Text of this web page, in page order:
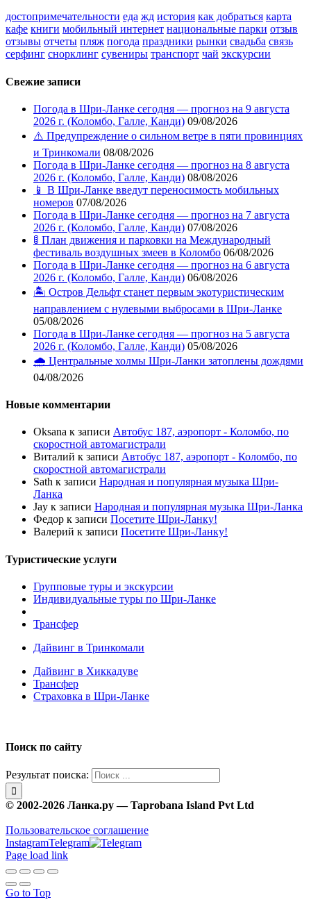
достопримечательности еда жд история как добраться карта
кафе книги мобильный интернет национальные парки отзыв
отзывы отчеты пляж погода праздники рынки свадьба связь
серфинг снорклинг сувениры транспорт чай экскурсии
Свежие записи
Погода в Шри-Ланке сегодня — прогноз на 9 августа
2026 г. (Коломбо, Галле, Канди) 09/08/2026
⚠️ Предупреждение о сильном ветре в пяти провинциях
и Тринкомали 08/08/2026
Погода в Шри-Ланке сегодня — прогноз на 8 августа
2026 г. (Коломбо, Галле, Канди) 08/08/2026
📱 В Шри-Ланке введут переносимость мобильных
номеров 07/08/2026
Погода в Шри-Ланке сегодня — прогноз на 7 августа
2026 г. (Коломбо, Галле, Канди) 07/08/2026
🚦 План движения и парковки на Международный
фестиваль воздушных змеев в Коломбо 06/08/2026
Погода в Шри-Ланке сегодня — прогноз на 6 августа
2026 г. (Коломбо, Галле, Канди) 06/08/2026
🏝️ Остров Дельфт станет первым экотуристическим
направлением с нулевыми выбросами в Шри-Ланке
05/08/2026
Погода в Шри-Ланке сегодня — прогноз на 5 августа
2026 г. (Коломбо, Галле, Канди) 05/08/2026
🌧️ Центральные холмы Шри-Ланки затоплены дождями
04/08/2026
Новые комментарии
Oksana к записи Автобус 187, аэропорт - Коломбо, по
скоростной автомагистрали
Виталий к записи Автобус 187, аэропорт - Коломбо, по
скоростной автомагистрали
Sath к записи Народная и популярная музыка Шри-
Ланка
Jay к записи Народная и популярная музыка Шри-Ланка
Федор к записи Посетите Шри-Ланку!
Валерий к записи Посетите Шри-Ланку!
Туристические услуги
Групповые туры и экскурсии
Индивидуальные туры по Шри-Ланке
Трансфер
Дайвинг в Тринкомали
Дайвинг в Хиккадуве
Трансфер
Страховка в Шри-Ланке
Поиск по сайту
Результат поиска:
© 2002-2026 Ланка.ру — Taprobana Island Pvt Ltd
Пользовательское соглашение
InstagramTelegram
Page load link
Go to Top